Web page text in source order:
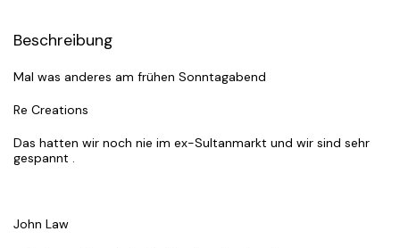
Beschreibung
Mal was anderes am frühen Sonntagabend
Re Creations
Das hatten wir noch nie im ex-Sultanmarkt und wir sind sehr
gespannt .
John Law